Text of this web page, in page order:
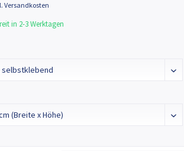
Versandkosten
in 2-3 Werktagen